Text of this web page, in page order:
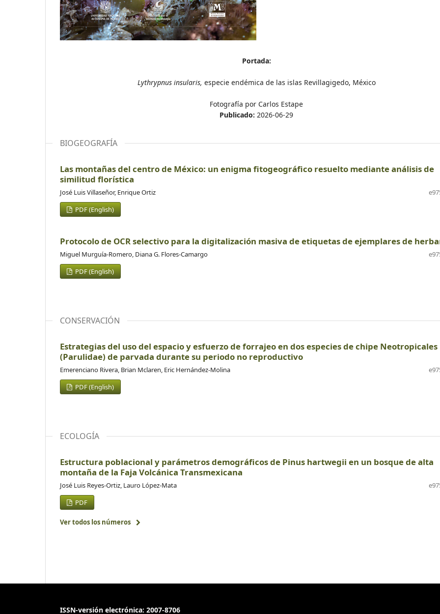
Portada:
Lythrypnus insularis, especie endémica de las islas Revillagigedo, México
Fotografía por Carlos Estape
Publicado: 2026-06-29
BIOGEOGRAFÍA
Las montañas del centro de México: un enigma fitogeográfico resuelto mediante análisis de
similitud florística
José Luis Villaseñor, Enrique Ortiz
PDF (English)
Protocolo de OCR selectivo para la digitalización masiva de etiquetas de ejemplares de
Miguel Murguía-Romero, Diana G. Flores-Camargo
PDF (English)
CONSERVACIÓN
Estrategias del uso del espacio y esfuerzo de forrajeo en dos especies de chipe Neotropicales
(Parulidae) de parvada durante su periodo no reproductivo
Emerenciano Rivera, Brian Mclaren, Eric Hernández-Molina
PDF (English)
ECOLOGÍA
Estructura poblacional y parámetros demográficos de Pinus hartwegii en un bosque de alta
montaña de la Faja Volcánica Transmexicana
José Luis Reyes-Ortiz, Lauro López-Mata
PDF
Ver todos los números
ISSN-versión electrónica: 2007-8706